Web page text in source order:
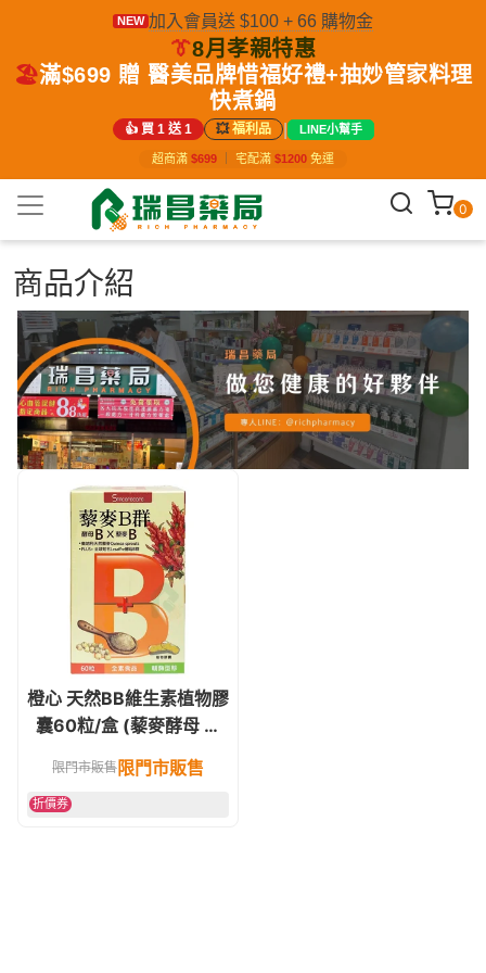
NEW 加入會員送 $100 + 66 購物金
👔8月孝親特惠
🏖️滿$699 贈 醫美品牌惜福好禮+抽妙管家料理
快煮鍋
👍 買 1 送 1 💥福利品 | LINE小幫手
超商滿 $699 宅配滿 $1200 免運
0
商品介紹
橙心 天然BB維生素植物膠
囊60粒/盒 (藜麥酵母 維
限門市販售限門市販售
折價券